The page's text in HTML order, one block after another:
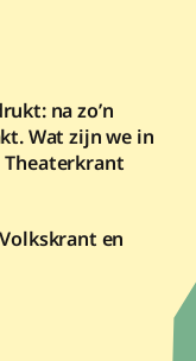
na zo’n
Wat zijn we in
Theaterkrant
Volkskrant